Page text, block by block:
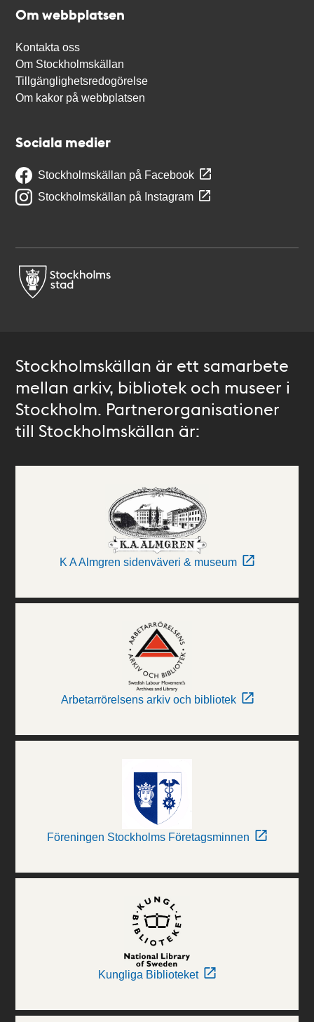
Om webbplatsen
Kontakta oss
Om Stockholmskällan
Tillgänglighetsredogörelse
Om kakor på webbplatsen
Sociala medier
Stockholmskällan på Facebook
Stockholmskällan på Instagram
Stockholmskällan är ett samarbete
mellan arkiv, bibliotek och museer i
Stockholm. Partnerorganisationer
till Stockholmskällan är:
K A Almgren sidenväveri & museum
Arbetarrörelsens arkiv och bibliotek
Föreningen Stockholms Företagsminnen
Kungliga Biblioteket